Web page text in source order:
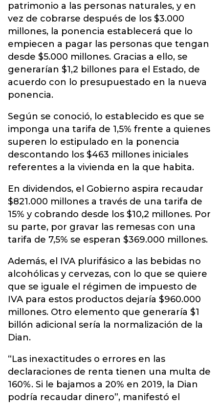
patrimonio a las personas naturales, y en
vez de cobrarse después de los $3.000
millones, la ponencia establecerá que lo
empiecen a pagar las personas que tengan
desde $5.000 millones. Gracias a ello, se
generarían $1,2 billones para el Estado, de
acuerdo con lo presupuestado en la nueva
ponencia.
Según se conoció, lo establecido es que se
imponga una tarifa de 1,5% frente a quienes
superen lo estipulado en la ponencia
descontando los $463 millones iniciales
referentes a la vivienda en la que habita.
En dividendos, el Gobierno aspira recaudar
$821.000 millones a través de una tarifa de
15% y cobrando desde los $10,2 millones. Por
su parte, por gravar las remesas con una
tarifa de 7,5% se esperan $369.000 millones.
Además, el IVA plurifásico a las bebidas no
alcohólicas y cervezas, con lo que se quiere
que se iguale el régimen de impuesto de
IVA para estos productos dejaría $960.000
millones. Otro elemento que generaría $1
billón adicional sería la normalización de la
Dian.
“Las inexactitudes o errores en las
declaraciones de renta tienen una multa de
160%. Si le bajamos a 20% en 2019, la Dian
podría recaudar dinero”, manifestó el